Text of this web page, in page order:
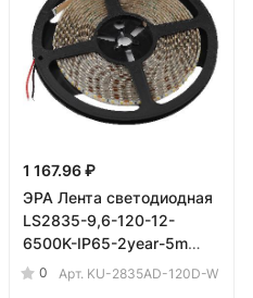
1 167.96 ₽
ЭРА Лента светодиодная
LS2835-9,6-120-12-
6500K-IP65-2year-5m
(80/2400)
0 Арт. KU-2835AD-120D-W